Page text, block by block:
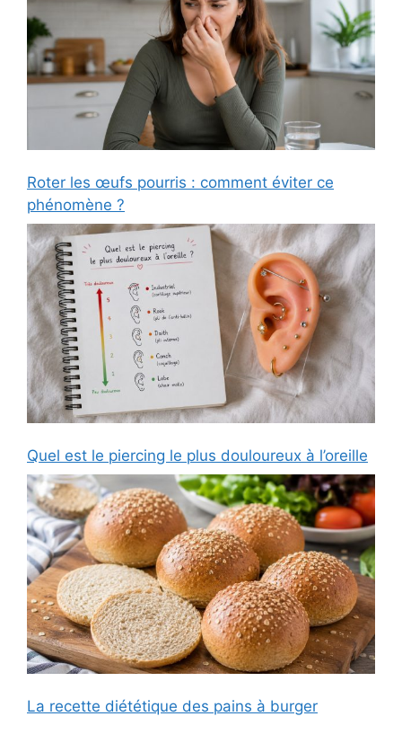
Roter les œufs pourris : comment éviter ce
phénomène ?
Quel est le piercing le plus douloureux à l’oreille
La recette diététique des pains à burger